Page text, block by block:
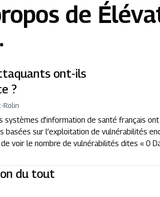
de
.
ont-ils
?
Rolin
d’information de santé français
basées sur l’exploitation de vulnérabilités
voir le nombre de vulnérabilités dites « 0
du tout